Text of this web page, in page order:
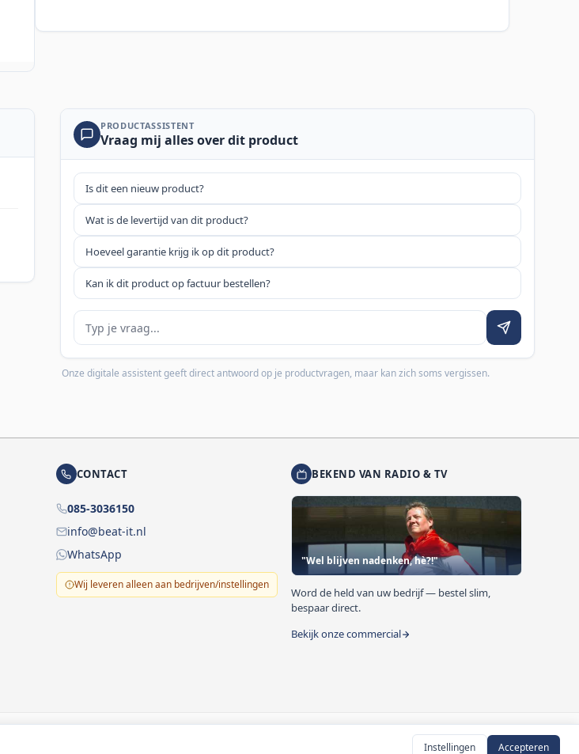
Instellingen Accepteren
PRODUCTASSISTENT
Vraag mij alles over dit product
Is dit een nieuw product?
Wat is de levertijd van dit product?
Hoeveel garantie krijg ik op dit product?
Kan ik dit product op factuur bestellen?
Je vraag
Onze digitale assistent geeft direct antwoord op je productvragen, maar kan zich soms vergissen.
CONTACT
085-3036150
info@beat-it.nl
WhatsApp
Wij leveren alleen aan bedrijven/instellingen
BEKEND VAN RADIO & TV
"Wel blijven nadenken, hè?!"
Word de held van uw bedrijf — bestel slim,
bespaar direct.
Bekijk onze commercial